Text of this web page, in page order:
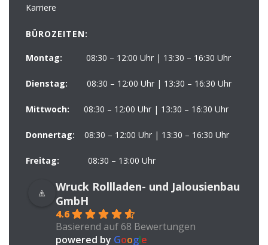
Karriere
BÜROZEITEN:
Montag: 08:30 – 12:00 Uhr | 13:30 – 16:30 Uhr
Dienstag: 08:30 – 12:00 Uhr | 13:30 – 16:30 Uhr
Mittwoch: 08:30 – 12:00 Uhr | 13:30 – 16:30 Uhr
Donnertag: 08:30 – 12:00 Uhr | 13:30 – 16:30 Uhr
Freitag: 08:30 – 13:00 Uhr
Wruck Rollladen- und Jalousienbau
GmbH
4.6
Basierend auf 68 Bewertungen
powered by Google